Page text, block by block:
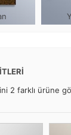
2 farklı ürüne